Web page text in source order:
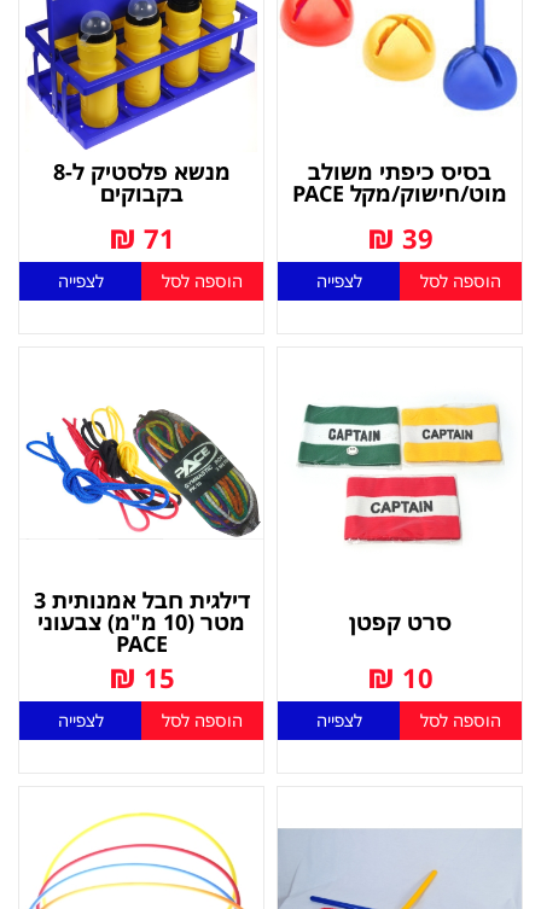
בסיס כיפתי משולב
מוט/חישוק/מקל PACE
39
₪
הוספה לסל לצפייה
מנשא פלסטיק ל-8
בקבוקים
71
₪
הוספה לסל לצפייה
סרט קפטן
10
₪
הוספה לסל לצפייה
דילגית חבל אמנותית 3
מטר (10 מ"מ) צבעוני
PACE
15
₪
הוספה לסל לצפייה